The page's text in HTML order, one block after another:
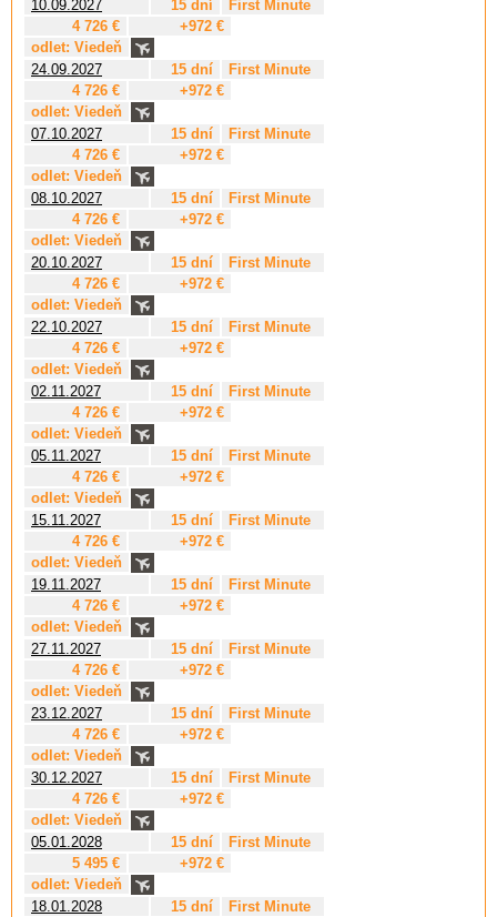
10.09.2027 15 dní
First Minute
4 726 €
+972 €
odlet: Viedeň
24.09.2027
15 dní
First Minute
4 726 €
+972 €
odlet: Viedeň
07.10.2027
15 dní
First Minute
4 726 €
+972 €
odlet: Viedeň
08.10.2027
15 dní
First Minute
4 726 €
+972 €
odlet: Viedeň
20.10.2027
15 dní
First Minute
4 726 €
+972 €
odlet: Viedeň
22.10.2027
15 dní
First Minute
4 726 €
+972 €
odlet: Viedeň
02.11.2027
15 dní
First Minute
4 726 €
+972 €
odlet: Viedeň
05.11.2027
15 dní
First Minute
4 726 €
+972 €
odlet: Viedeň
15.11.2027
15 dní
First Minute
4 726 €
+972 €
odlet: Viedeň
19.11.2027
15 dní
First Minute
4 726 €
+972 €
odlet: Viedeň
27.11.2027
15 dní
First Minute
4 726 €
+972 €
odlet: Viedeň
23.12.2027
15 dní
First Minute
4 726 €
+972 €
odlet: Viedeň
30.12.2027
15 dní
First Minute
4 726 €
+972 €
odlet: Viedeň
05.01.2028
15 dní
First Minute
5 495 €
+972 €
odlet: Viedeň
18.01.2028
15 dní
First Minute